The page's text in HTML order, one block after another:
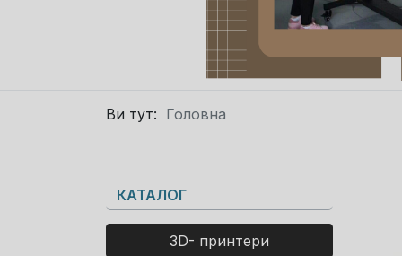
Ви тут: Головна
КАТАЛОГ
3D- принтери